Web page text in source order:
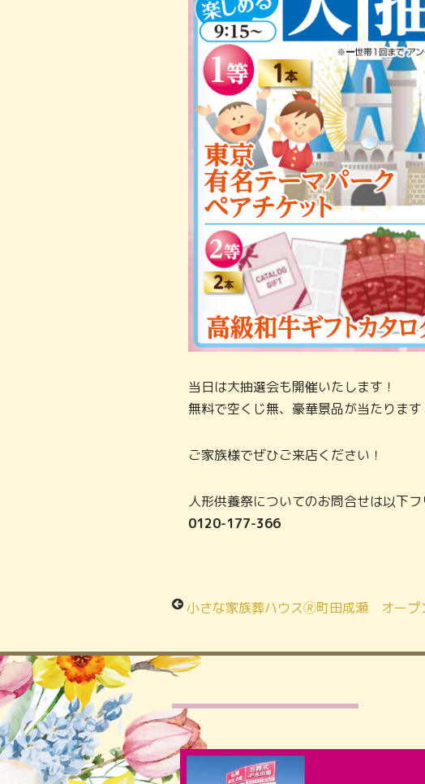
当日は大抽選会も開催いたします！
無料で空くじ無、豪華景品が当たります
ご家族様でぜひご来店ください！
人形供養祭についてのお問合せは以下
0120-177-366
小さな家族葬ハウス🄬町田成瀬 オープン半年記念感謝祭開